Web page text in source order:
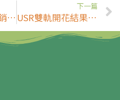
暨南大學咖啡產銷一條龍揚名國際 馬來西亞業者聯袂來台取經(鄉親新聞網)
下一篇
USR雙軌開花結果！暨大獲第六屆《遠見》USR大學社會責任獎雙項績優肯定